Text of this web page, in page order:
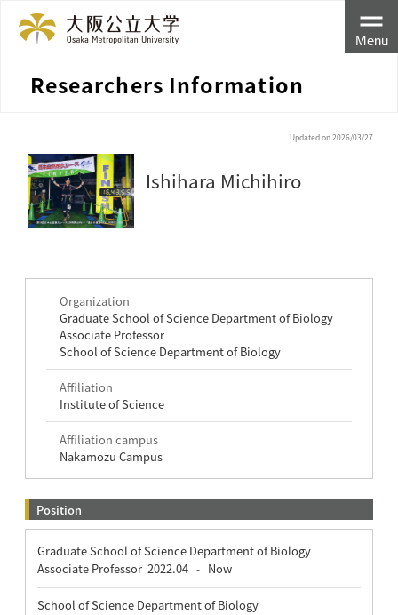
Researchers Information
Menu
Updated on 2026/03/27
Ishihara Michihiro
Organization
Graduate School of Science Department of Biology
Associate Professor
School of Science Department of Biology
Affiliation
Institute of Science
Affiliation campus
Nakamozu Campus
Position
Graduate School of Science Department of Biology
Associate Professor 2022.04 - Now
School of Science Department of Biology